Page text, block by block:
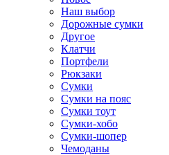
Наш выбор
Дорожные сумки
Другое
Клатчи
Портфели
Рюкзаки
Сумки
Сумки на пояс
Сумки тоут
Сумки-хобо
Сумки-шопер
Чемоданы